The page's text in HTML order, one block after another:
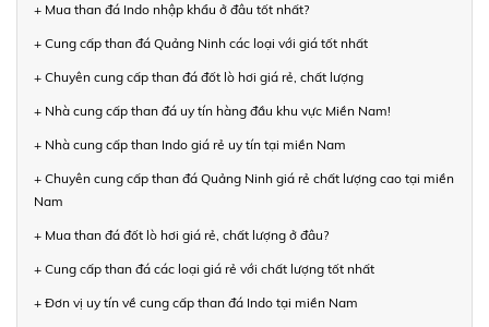
+ Mua than đá Indo nhập khẩu ở đâu tốt nhất?
+ Cung cấp than đá Quảng Ninh các loại với giá tốt nhất
+ Chuyên cung cấp than đá đốt lò hơi giá rẻ, chất lượng
+ Nhà cung cấp than đá uy tín hàng đầu khu vực Miền Nam!
+ Nhà cung cấp than Indo giá rẻ uy tín tại miền Nam
+ Chuyên cung cấp than đá Quảng Ninh giá rẻ chất lượng cao tại miền
Nam
+ Mua than đá đốt lò hơi giá rẻ, chất lượng ở đâu?
+ Cung cấp than đá các loại giá rẻ với chất lượng tốt nhất
+ Đơn vị uy tín về cung cấp than đá Indo tại miền Nam